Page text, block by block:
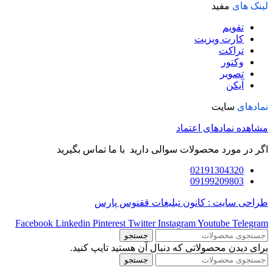
لینک های مفید
تقویم
کارت ویزیت
تراکت
وکتور
تصویر
آیکن
نمادهای سایت
مشاهده نمادهای اعتماد
اگر در مورد محصولات سوالی دارید با ما تماس بگیرید
02191304320
09199209803
طراحی سایت : کانون تبلیغات ققنوس پارس
Facebook Linkedin Pinterest Twitter InstagramYoutube Telegram
جستجو
برای دیدن محصولاتی که دنبال آن هستید تایپ کنید.
جستجو